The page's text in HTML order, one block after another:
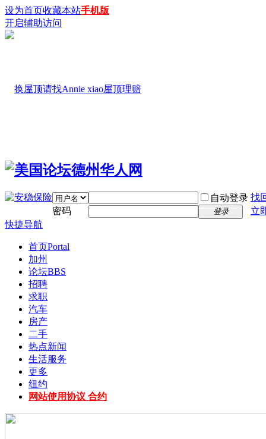
设为首页收藏本站手机版
开启辅助访问
自动登录 找
密码
登录
立
快捷导航
首页Portal
加州
论坛BBS
招聘
求职
汽车
房产
二手
热点新闻
生活服务
更多
纽约
网站使用协议 合约